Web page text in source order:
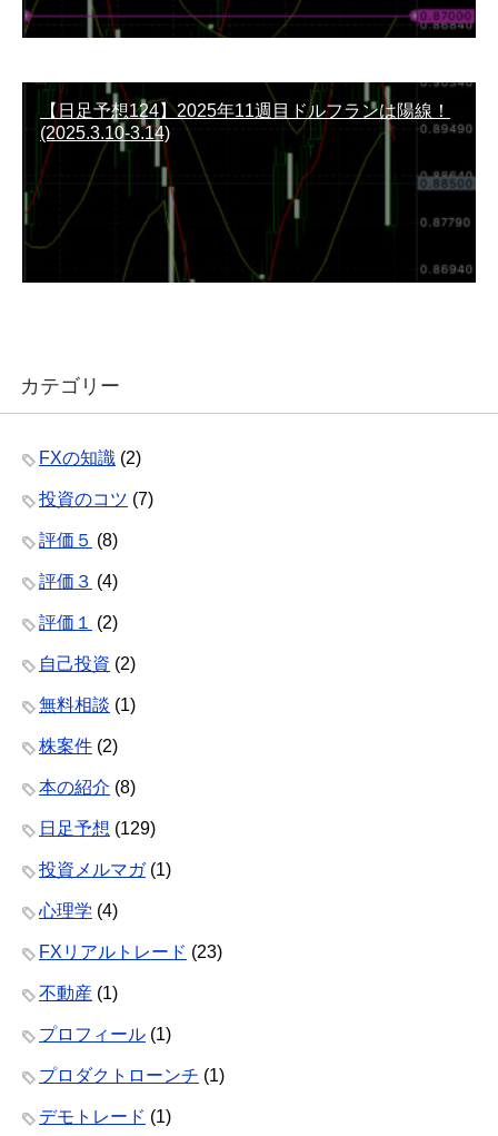
【日足予想124】2025年11週目ドルフランは陽線！
(2025.3.10-3.14)
カテゴリー
FXの知識 (2)
投資のコツ (7)
評価５ (8)
評価３ (4)
評価１ (2)
自己投資 (2)
無料相談 (1)
株案件 (2)
本の紹介 (8)
日足予想 (129)
投資メルマガ(1)
心理学 (4)
FXリアルトレード (23)
不動産 (1)
プロフィール (1)
プロダクトローンチ (1)
デモトレード (1)